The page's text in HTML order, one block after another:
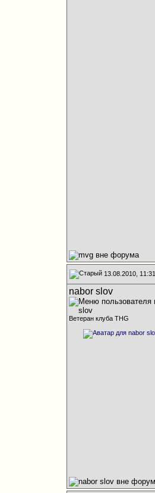
13.08.2010, 11:31
nabor slov
Ветеран клуба THG